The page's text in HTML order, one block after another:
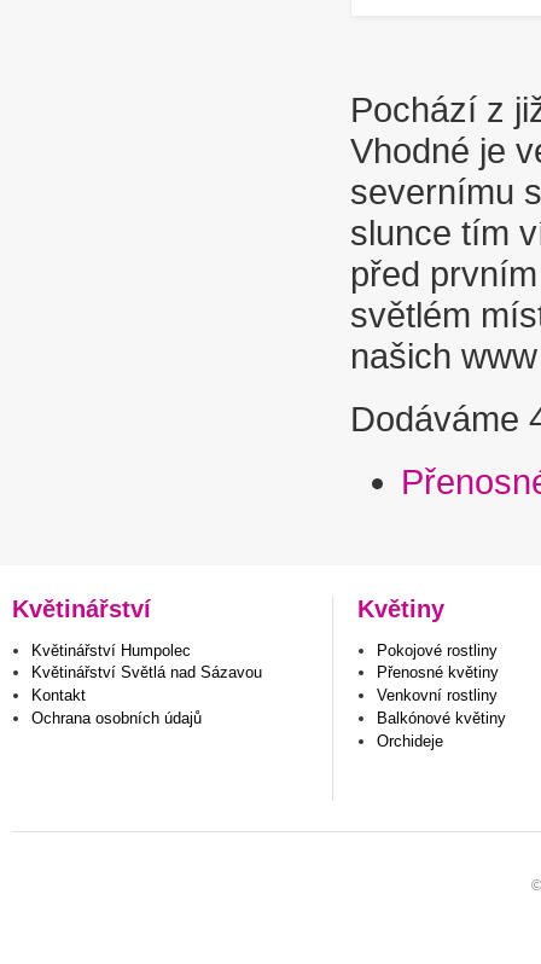
Pochází z
Vhodné je
severnímu
slunce tím
před
světlém
našich
Dodáváme
Květinářství
Květinářství Humpolec
Květinářství Světlá nad Sázavou
Kontakt
Ochrana osobních údajů
Květiny
Pokojové rostliny
Přenosné květiny
Venkovní rostliny
Balkónové květiny
Orchideje